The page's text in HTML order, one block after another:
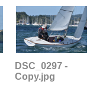
DSC_0297 -
Copy.jpg